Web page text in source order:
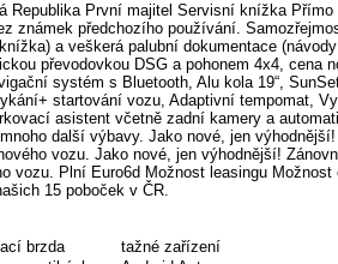
Republika První majitel Servisní knížka
známek předchozího používání.
a veškerá palubní dokumentace
převodovkou DSG a pohonem 4x4, cena
systém s Bluetooth, Alu kola 19“,
startování vozu, Adaptivní tempomat,
asistent včetně zadní kamery a
další výbavy. Jako nové, jen
vozu. Jako nové, jen výhodnější!
vozu. Plní Euro6d Možnost leasingu
15 poboček v ČR.
brzda
tažné zařízení